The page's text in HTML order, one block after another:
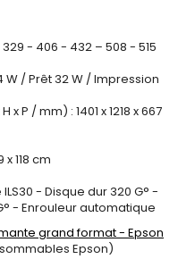
- 406 - 432 – 508 - 515
/ Prêt 32 W / Impression
P / mm) : 1401 x 1218 x 667
118 cm
- Disque dur 320 G° -
- Enrouleur automatique
grand format - Epson
Epson)